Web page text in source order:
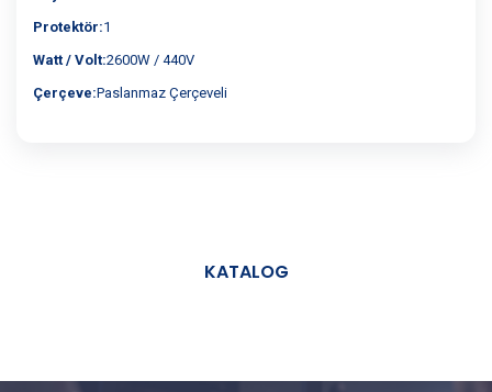
Protektör:1
Watt / Volt:2600W / 440V
Çerçeve:Paslanmaz Çerçeveli
KATALOG